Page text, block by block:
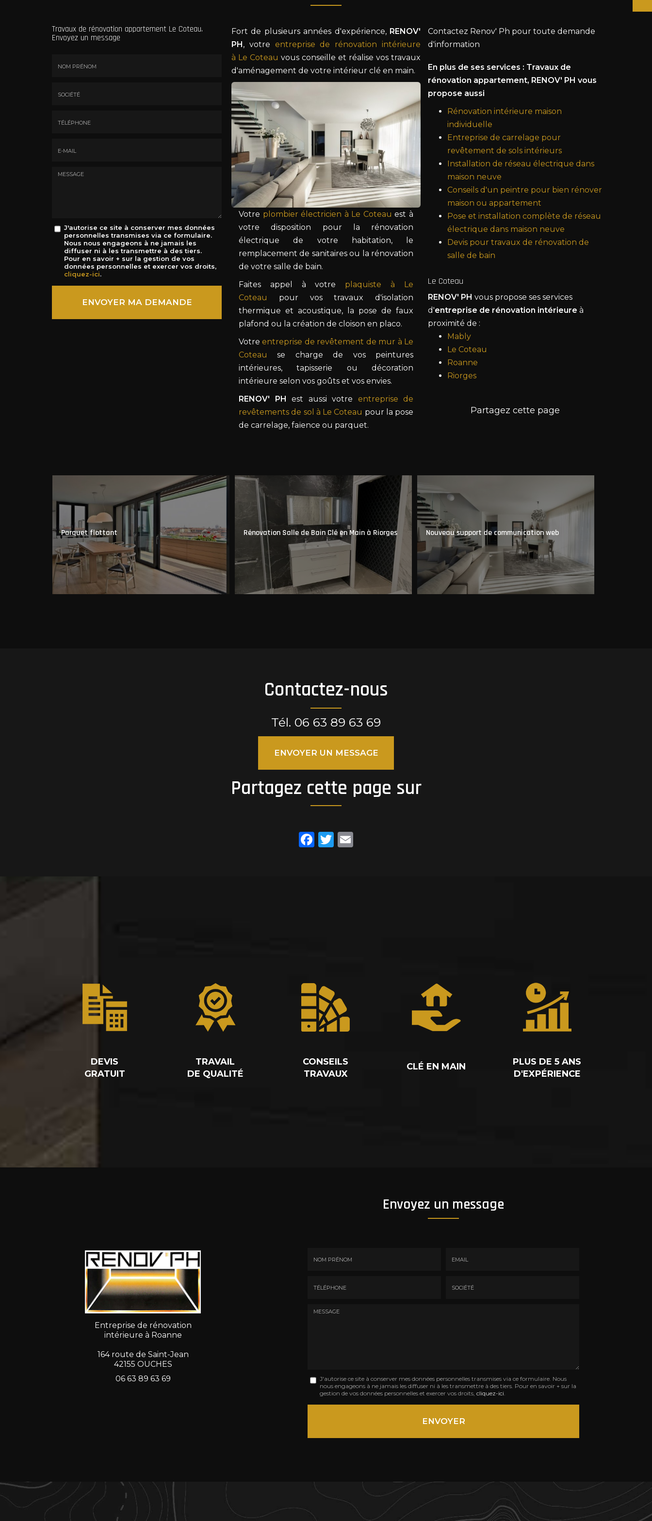
Travaux de rénovation appartement Le Coteau.
Envoyez un message
Message
J'autorise ce site à conserver mes données
personnelles transmises via ce formulaire.
Nous nous engageons à ne jamais les
diffuser ni à les transmettre à des tiers.
Pour en savoir + sur la gestion de vos
données personnelles et exercer vos droits,
cliquez-ici.
Acceptation
ENVOYER MA DEMANDE
Fort de plusieurs années d'expérience, RENOV'
PH, votre entreprise de rénovation intérieure
à Le Coteau vous conseille et réalise vos travaux
d'aménagement de votre intérieur clé en main.
Votre plombier électricien à Le Coteau est à
votre disposition pour la rénovation
électrique de votre habitation, le
remplacement de sanitaires ou la rénovation
de votre salle de bain.
Faites appel à votre plaquiste à Le
Coteau
pour vos travaux d'isolation
thermique et acoustique, la pose de faux
plafond ou la création de cloison en placo.
Votreentreprise de revêtement de mur à Le
Coteau
se charge de vos peintures
intérieures, tapisserie ou décoration
intérieure selon vos goûts et vos envies.
RENOV' PH est aussi votre entreprise de
revêtements de sol à Le Coteau pour la pose
de carrelage, faïence ou parquet.
Contactez Renov' Ph pour toute demande
d'information
En plus de ses services : Travaux de
rénovation appartement, RENOV' PH vous
propose aussi
Rénovation intérieure maison
individuelle
Entreprise de carrelage pour
revêtement de sols intérieurs
Installation de réseau électrique dans
maison neuve
Conseils d'un peintre pour bien rénover
maison ou appartement
Pose et installation complète de réseau
électrique dans maison neuve
Devis pour travaux de rénovation de
salle de bain
Le Coteau
RENOV' PH vous propose ses services
d'entreprise de rénovation intérieure à
proximité de :
Mably
Le Coteau
Roanne
Riorges
Parquet flottant Rénovation Salle de Bain Clé en Main à Riorges Nouveau support de communication web
Contactez-nous
Tél. 06 63 89 63 69
ENVOYER UN MESSAGE
Partagez cette page sur
Facebook
Twitter
DEVIS
GRATUIT
TRAVAIL
DE QUALITÉ
CONSEILS
TRAVAUX
CLÉ EN MAIN
PLUS DE 5 ANS
D'EXPÉRIENCE
Entreprise de rénovation
intérieure à Roanne
164 route de Saint-Jean
42155 OUCHES
06 63 89 63 69
Envoyez un message
Message
J'autorise ce site à conserver mes données personnelles transmises via ce formulaire. Nous
nous engageons à ne jamais les diffuser ni à les transmettre à des tiers. Pour en savoir + sur la
gestion de vos données personnelles et exercer vos droits,cliquez-ici
Acceptation
ENVOYER